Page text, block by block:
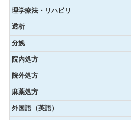
理学療法・リハビリ
透析
分娩
院内処方
院外処方
麻薬処方
外国語（英語）